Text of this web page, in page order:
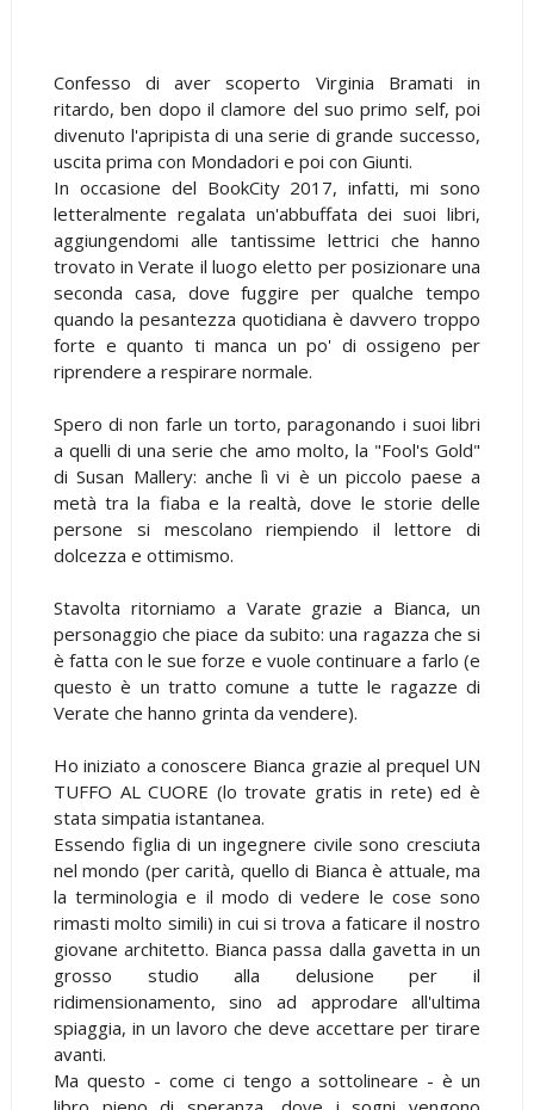
Confesso di aver scoperto Virginia Bramati in
ritardo, ben dopo il clamore del suo primo self, poi
divenuto l'apripista di una serie di grande successo,
uscita prima con Mondadori e poi con Giunti.
In occasione del BookCity 2017, infatti, mi sono
letteralmente regalata un'abbuffata dei suoi libri,
aggiungendomi alle tantissime lettrici che hanno
trovato in Verate il luogo eletto per posizionare una
seconda casa, dove fuggire per qualche tempo
quando la pesantezza quotidiana è davvero troppo
forte e quanto ti manca un po' di ossigeno per
riprendere a respirare normale.
Spero di non farle un torto, paragonando i suoi libri
a quelli di una serie che amo molto, la "Fool's Gold"
di Susan Mallery: anche lì vi è un piccolo paese a
metà tra la fiaba e la realtà, dove le storie delle
persone si mescolano riempiendo il lettore di
dolcezza e ottimismo.
Stavolta ritorniamo a Varate grazie a Bianca, un
personaggio che piace da subito: una ragazza che si
è fatta con le sue forze e vuole continuare a farlo (e
questo è un tratto comune a tutte le ragazze di
Verate che hanno grinta da vendere).
Ho iniziato a conoscere Bianca grazie al prequel UN
TUFFO AL CUORE (lo trovate gratis in rete) ed è
stata simpatia istantanea.
Essendo figlia di un ingegnere civile sono cresciuta
nel mondo (per carità, quello di Bianca è attuale, ma
la terminologia e il modo di vedere le cose sono
rimasti molto simili) in cui si trova a faticare il nostro
giovane architetto. Bianca passa dalla gavetta in un
grosso studio alla delusione per il
ridimensionamento, sino ad approdare all'ultima
spiaggia, in un lavoro che deve accettare per tirare
avanti.
Ma questo - come ci tengo a sottolineare - è un